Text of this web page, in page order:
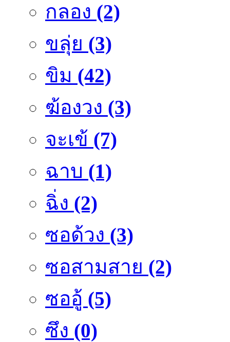
กลอง (2)
ขลุ่ย (3)
ขิม (42)
ฆ้องวง (3)
จะเข้ (7)
ฉาบ (1)
ฉิ่ง (2)
ซอด้วง (3)
ซอสามสาย (2)
ซออู้ (5)
ซึง (0)